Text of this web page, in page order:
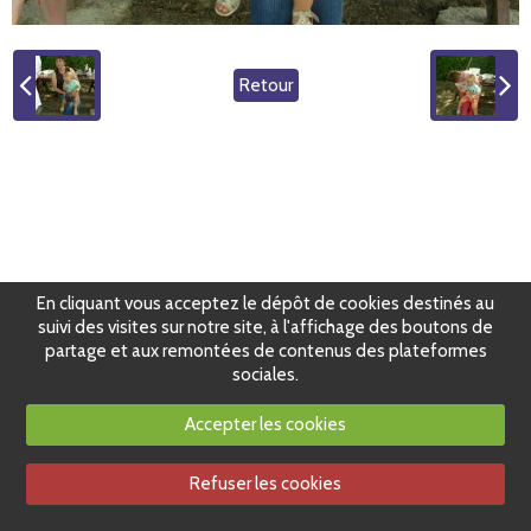
Retour
En cliquant vous acceptez le dépôt de cookies destinés au
suivi des visites sur notre site, à l'affichage des boutons de
partage et aux remontées de contenus des plateformes
sociales.
Accepter les cookies
Refuser les cookies